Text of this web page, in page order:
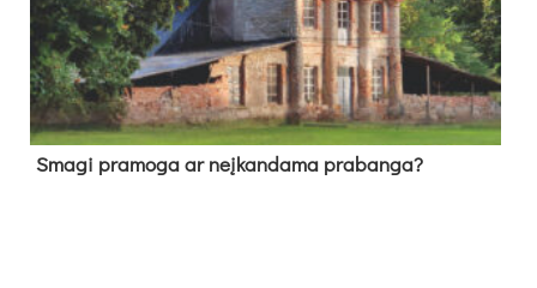
Sma­gi pra­mo­ga ar neį­kan­da­ma pra­ban­ga?